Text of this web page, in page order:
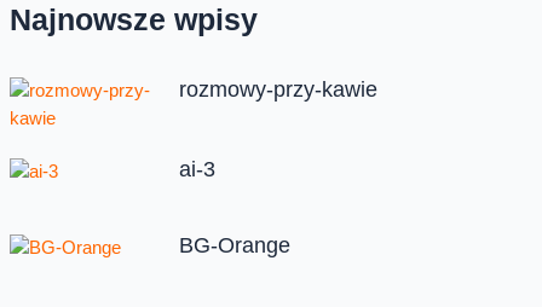
Najnowsze wpisy
rozmowy-przy-kawie
ai-3
BG-Orange